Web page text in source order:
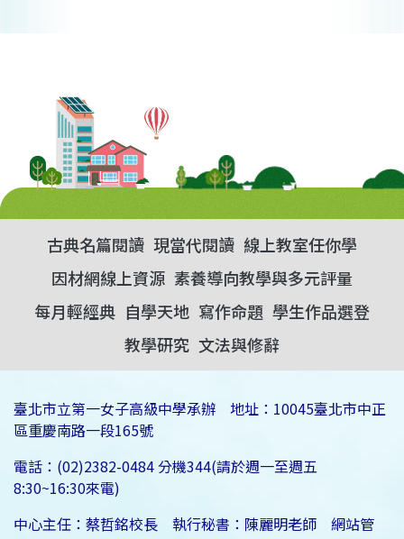
古典名篇閱讀 現當代閱讀 線上教室任你學
因材網線上資源 素養導向教學與多元評量
每月輕經典 自學天地 寫作命題 學生作品選登
教學研究 文法與修辭
臺北市立第一女子高級中學承辦 地址：10045臺北市中正
區重慶南路一段165號
電話：(02)2382-0484 分機344(請於週一至週五
8:30~16:30來電)
中心主任：蔡哲銘校長 執行秘書：陳麗明老師 網站管